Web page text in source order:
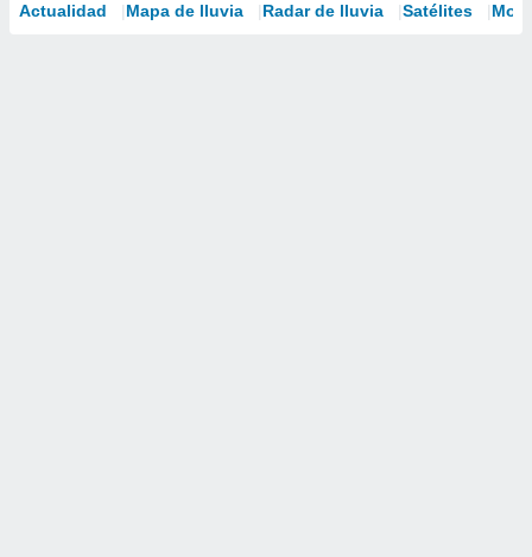
Actualidad Mapa de lluvia Radar de lluvia Satélites